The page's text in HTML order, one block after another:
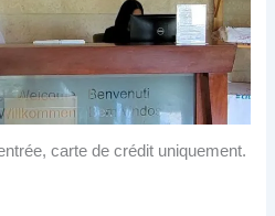
carte de crédit uniquement.